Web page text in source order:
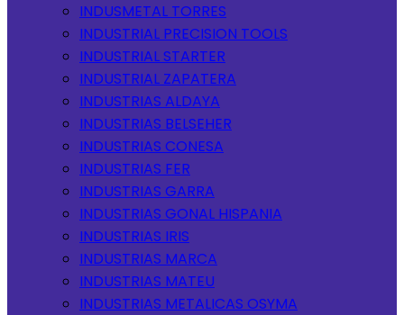
INDUSMETAL TORRES
INDUSTRIAL PRECISION TOOLS
INDUSTRIAL STARTER
INDUSTRIAL ZAPATERA
INDUSTRIAS ALDAYA
INDUSTRIAS BELSEHER
INDUSTRIAS CONESA
INDUSTRIAS FER
INDUSTRIAS GARRA
INDUSTRIAS GONAL HISPANIA
INDUSTRIAS IRIS
INDUSTRIAS MARCA
INDUSTRIAS MATEU
INDUSTRIAS METALICAS OSYMA